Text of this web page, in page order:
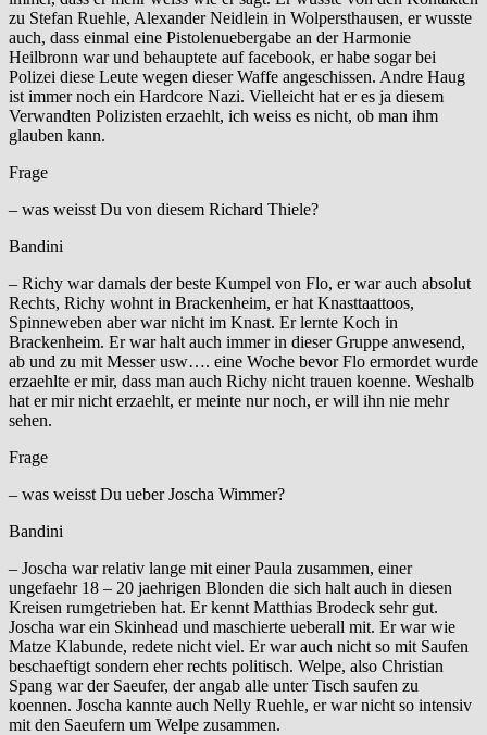
zu Stefan Ruehle, Alexander Neidlein in Wolpersthausen, er wusste
auch, dass einmal eine Pistolenuebergabe an der Harmonie
Heilbronn war und behauptete auf facebook, er habe sogar bei
Polizei diese Leute wegen dieser Waffe angeschissen. Andre Haug
ist immer noch ein Hardcore Nazi. Vielleicht hat er es ja diesem
Verwandten Polizisten erzaehlt, ich weiss es nicht, ob man ihm
glauben kann.
Frage
– was weisst Du von diesem Richard Thiele?
Bandini
– Richy war damals der beste Kumpel von Flo, er war auch absolut
Rechts, Richy wohnt in Brackenheim, er hat Knasttaattoos,
Spinneweben aber war nicht im Knast. Er lernte Koch in
Brackenheim. Er war halt auch immer in dieser Gruppe anwesend,
ab und zu mit Messer usw…. eine Woche bevor Flo ermordet wurde
erzaehlte er mir, dass man auch Richy nicht trauen koenne. Weshalb
hat er mir nicht erzaehlt, er meinte nur noch, er will ihn nie mehr
sehen.
Frage
– was weisst Du ueber Joscha Wimmer?
Bandini
– Joscha war relativ lange mit einer Paula zusammen, einer
ungefaehr 18 – 20 jaehrigen Blonden die sich halt auch in diesen
Kreisen rumgetrieben hat. Er kennt Matthias Brodeck sehr gut.
Joscha war ein Skinhead und maschierte ueberall mit. Er war wie
Matze Klabunde, redete nicht viel. Er war auch nicht so mit Saufen
beschaeftigt sondern eher rechts politisch. Welpe, also Christian
Spang war der Saeufer, der angab alle unter Tisch saufen zu
koennen. Joscha kannte auch Nelly Ruehle, er war nicht so intensiv
mit den Saeufern um Welpe zusammen.